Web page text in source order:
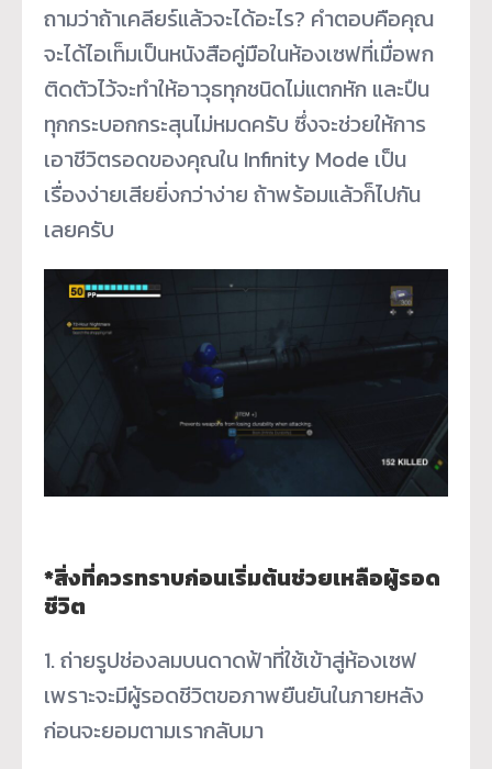
ถามว่าถ้าเคลียร์แล้วจะได้อะไร? คำตอบคือคุณ
จะได้ไอเท็มเป็นหนังสือคู่มือในห้องเซฟที่เมื่อพก
ติดตัวไว้จะทำให้อาวุธทุกชนิดไม่แตกหัก และปืน
ทุกกระบอกกระสุนไม่หมดครับ ซึ่งจะช่วยให้การ
เอาชีวิตรอดของคุณใน Infinity Mode เป็น
เรื่องง่ายเสียยิ่งกว่าง่าย ถ้าพร้อมแล้วก็ไปกัน
เลยครับ
*สิ่งที่ควรทราบก่อนเริ่มต้นช่วยเหลือผู้รอด
ชีวิต
1. ถ่ายรูปช่องลมบนดาดฟ้าที่ใช้เข้าสู่ห้องเซฟ
เพราะจะมีผู้รอดชีวิตขอภาพยืนยันในภายหลัง
ก่อนจะยอมตามเรากลับมา